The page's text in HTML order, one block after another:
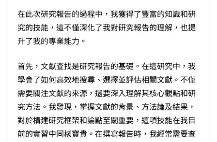
在此次研究報告的過程中，我獲得了豐富的知識和研
究的技能，這不僅深化了我對研究報告的理解，也提
升了我的專業能力。
首先，文獻查找是研究報告的基礎。在這研究中，我
學會了如何高效地搜尋、選擇並評估相關文獻。不僅
需要關注文獻的來源，還要深入理解其核心觀點和研
究方法。我發現，掌握文獻的背景、方法論及結果，
對於構建研究框架和論點至關重要，這項技能在我目
前的實習中同樣寶貴。在撰寫報告時，我經常需要查